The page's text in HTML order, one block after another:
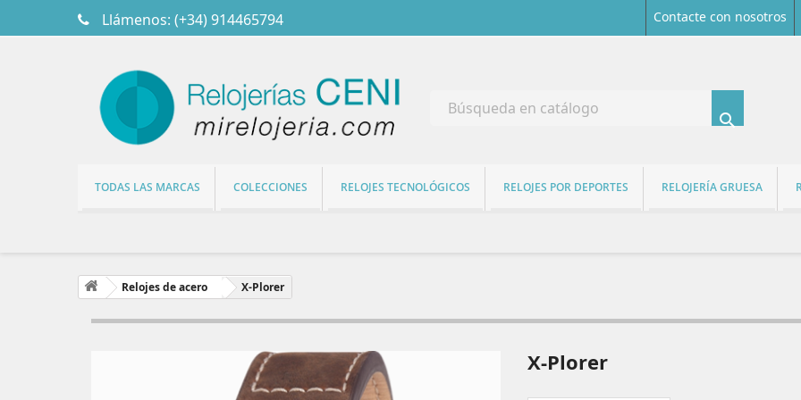
Llámenos: (+34) 914465794 Contacte con nosotros

TODAS LAS MARCAS COLECCIONES RELOJES TECNOLÓGICOS RELOJES POR DEPORTES RELOJERÍA GRUESA
Relojes de acero X-Plorer
X-Plorer